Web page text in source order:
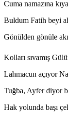
Cuma namazına
Buldum Fatih beyi
Gönülden gönüle
Kolları sıvamış
Lahmacun açıyor
Tuğba, Ayfer diyor
Hak yolunda başı